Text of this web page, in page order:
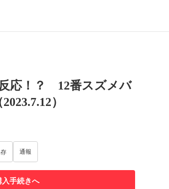
応！？ 12番スズメバ
）
通報
入手続きへ